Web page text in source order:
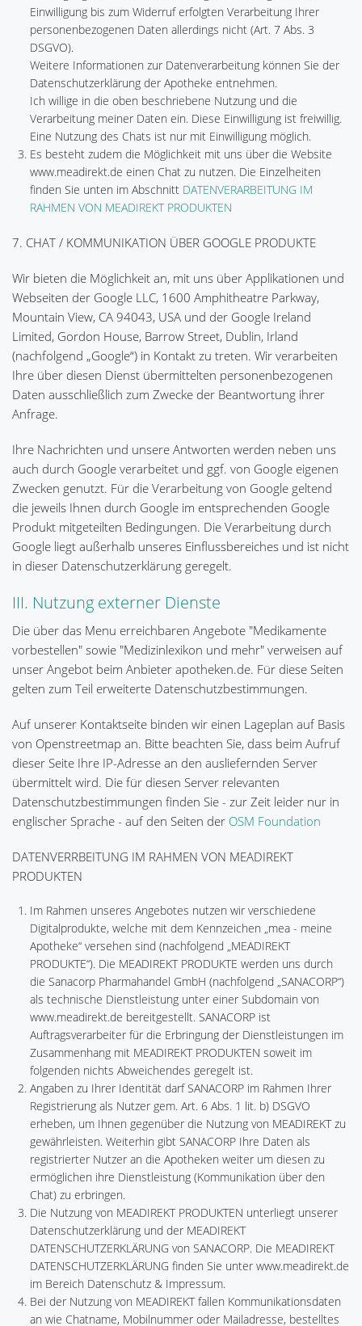
Einwilligung bis zum Widerruf erfolgten Verarbeitung Ihrer
personenbezogenen Daten allerdings nicht (Art. 7 Abs. 3
DSGVO).
Weitere Informationen zur Datenverarbeitung können Sie der
Datenschutzerklärung der Apotheke entnehmen.
Ich willige in die oben beschriebene Nutzung und die
Verarbeitung meiner Daten ein. Diese Einwilligung ist freiwillig.
Eine Nutzung des Chats ist nur mit Einwilligung möglich.
Es besteht zudem die Möglichkeit mit uns über die Website
www.meadirekt.de einen Chat zu nutzen. Die Einzelheiten
finden Sie unten im Abschnitt DATENVERARBEITUNG IM
RAHMEN VON MEADIREKT PRODUKTEN
7. CHAT / KOMMUNIKATION ÜBER GOOGLE PRODUKTE
Wir bieten die Möglichkeit an, mit uns über Applikationen und
Webseiten der Google LLC, 1600 Amphitheatre Parkway,
Mountain View, CA 94043, USA und der Google Ireland
Limited, Gordon House, Barrow Street, Dublin, Irland
(nachfolgend „Google“) in Kontakt zu treten. Wir verarbeiten
Ihre über diesen Dienst übermittelten personenbezogenen
Daten ausschließlich zum Zwecke der Beantwortung ihrer
Anfrage.
Ihre Nachrichten und unsere Antworten werden neben uns
auch durch Google verarbeitet und ggf. von Google eigenen
Zwecken genutzt. Für die Verarbeitung von Google geltend
die jeweils Ihnen durch Google im entsprechenden Google
Produkt mitgeteilten Bedingungen. Die Verarbeitung durch
Google liegt außerhalb unseres Einflussbereiches und ist nicht
in dieser Datenschutzerklärung geregelt.
III. Nutzung externer Dienste
Die über das Menu erreichbaren Angebote "Medikamente
vorbestellen" sowie "Medizinlexikon und mehr" verweisen auf
unser Angebot beim Anbieter apotheken.de. Für diese Seiten
gelten zum Teil erweiterte Datenschutzbestimmungen.
Auf unserer Kontaktseite binden wir einen Lageplan auf Basis
von Openstreetmap an. Bitte beachten Sie, dass beim Aufruf
dieser Seite Ihre IP-Adresse an den ausliefernden Server
übermittelt wird. Die für diesen Server relevanten
Datenschutzbestimmungen finden Sie - zur Zeit leider nur in
englischer Sprache - auf den Seiten der OSM Foundation
DATENVERRBEITUNG IM RAHMEN VON MEADIREKT
PRODUKTEN
Im Rahmen unseres Angebotes nutzen wir verschiedene
Digitalprodukte, welche mit dem Kennzeichen „mea - meine
Apotheke“ versehen sind (nachfolgend „MEADIREKT
PRODUKTE“). Die MEADIREKT PRODUKTE werden uns durch
die Sanacorp Pharmahandel GmbH (nachfolgend „SANACORP“)
als technische Dienstleistung unter einer Subdomain von
www.meadirekt.de bereitgestellt. SANACORP ist
Auftragsverarbeiter für die Erbringung der Dienstleistungen im
Zusammenhang mit MEADIREKT PRODUKTEN soweit im
folgenden nichts Abweichendes geregelt ist.
Angaben zu Ihrer Identität darf SANACORP im Rahmen Ihrer
Registrierung als Nutzer gem. Art. 6 Abs. 1 lit. b) DSGVO
erheben, um Ihnen gegenüber die Nutzung von MEADIREKT zu
gewährleisten. Weiterhin gibt SANACORP Ihre Daten als
registrierter Nutzer an die Apotheken weiter um diesen zu
ermöglichen ihre Dienstleistung (Kommunikation über den
Chat) zu erbringen.
Die Nutzung von MEADIREKT PRODUKTEN unterliegt unserer
Datenschutzerklärung und der MEADIREKT
DATENSCHUTZERKLÄRUNG von SANACORP. Die MEADIREKT
DATENSCHUTZERKLÄRUNG finden Sie unter www.meadirekt.de
im Bereich Datenschutz & Impressum.
Bei der Nutzung von MEADIREKT fallen Kommunikationsdaten
an wie Chatname, Mobilnummer oder Mailadresse, bestelltes